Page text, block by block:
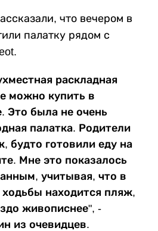
что вечером в
палатку рядом с
раскладная
можно купить в
Это была не очень
палатка. Родители
будто готовили еду на
Мне это показалось
учитывая, что в
находится пляж,
живописнее", -
из очевидцев.